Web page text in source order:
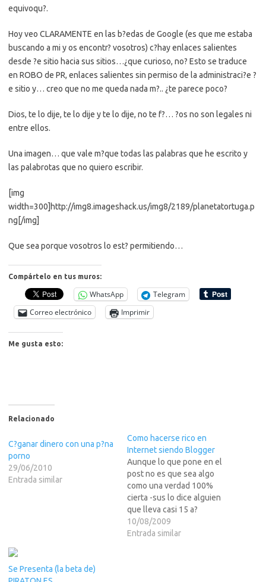
equivoqu?.
Hoy veo CLARAMENTE en las b?edas de Google (es que me estaba
buscando a mi y os encontr? vosotros) c?hay enlaces salientes
desde ?e sitio hacia sus sitios…¿que curioso, no? Esto se traduce
en ROBO de PR, enlaces salientes sin permiso de la administraci?e ?
e sitio y… creo que no me queda nada m?.. ¿te parece poco?
Dios, te lo dije, te lo dije y te lo dije, no te f?… ?os no son legales ni
entre ellos.
Una imagen… que vale m?que todas las palabras que he escrito y
las palabrotas que no quiero escribir.
[img
width=300]http://img8.imageshack.us/img8/2189/planetatortuga.p
ng[/img]
Que sea porque vosotros lo est? permitiendo…
Compártelo en tus muros:
WhatsApp
Telegram
Correo electrónico
Imprimir
Me gusta esto:
Relacionado
C?ganar dinero con una p?na
porno
29/06/2010
Entrada similar
Como hacerse rico en
Internet siendo Blogger
Aunque lo que pone en el
post no es que sea algo
como una verdad 100%
cierta -sus lo dice alguien
que lleva casi 15 a?
posteando y solo ha sacado
para servers y para pipas- es
10/08/2009
Entrada similar
Se Presenta (la beta de)